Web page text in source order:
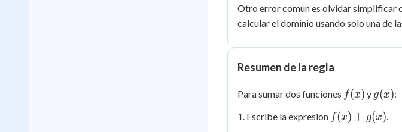
Otro error comun es olvidar simplificar
calcular el dominio usando solo una de
Resumen de la regla
Para sumar dos funciones f(x)
f(x) y g(x)
g(x):
1. Escribe la expresion f(x)
f(x) + g(x)